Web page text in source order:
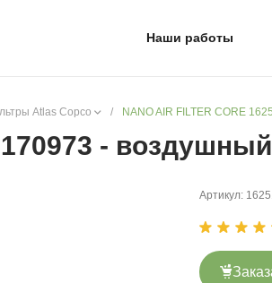
Наши работы
Atlas Copco / NANO AIR FILTER CORE
-
Артикул: